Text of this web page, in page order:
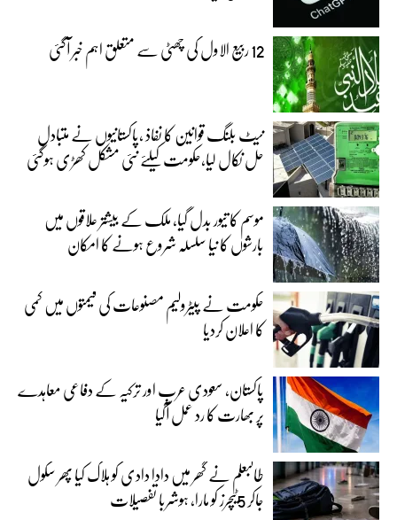
12 ربیع الاول کی چھٹی سے متعلق اہم خبر آگئی
نیٹ بلنگ قوانین کا نفاذ ،پاکستانیوں نے متبادل
حل نکال لیا،حکومت کیلئے نئی مشکل کھڑی ہوگئی
موسم کا تیور بدل گیا، ملک کے بیشتر علاقوں میں
بارشوں کا نیا سلسلہ شروع ہونے کا امکان
حکومت نے پیٹرولیم مصنوعات کی قیمتوں میں کمی
کا اعلان کردیا
پاکستان، سعودی عرب اور ترکیہ کے دفاعی معاہدے
پر بھارت کا رد عمل آگیا
طالبعلم نے گھر میں دادا دادی کو ہلاک کیا پھر سکول
جاکر 5ٹیچرز کو مارا، ہوشربا تفصیلات